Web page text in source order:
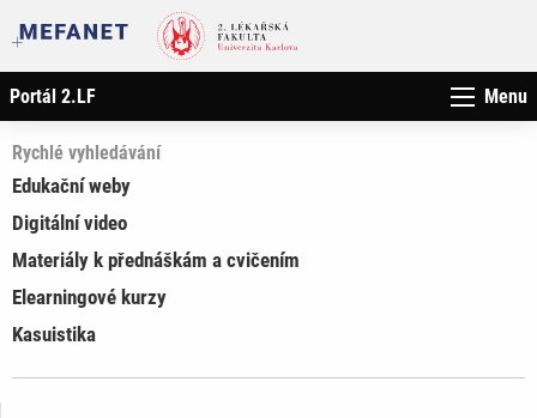
Portál 2.LF Menu
Rychlé vyhledávání
Edukační weby
Digitální video
Materiály k přednáškám a cvičením
Elearningové kurzy
Kasuistika